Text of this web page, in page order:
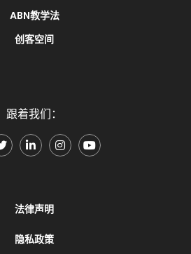
ABN教学法
创客空间
跟着我们：
法律声明
隐私政策